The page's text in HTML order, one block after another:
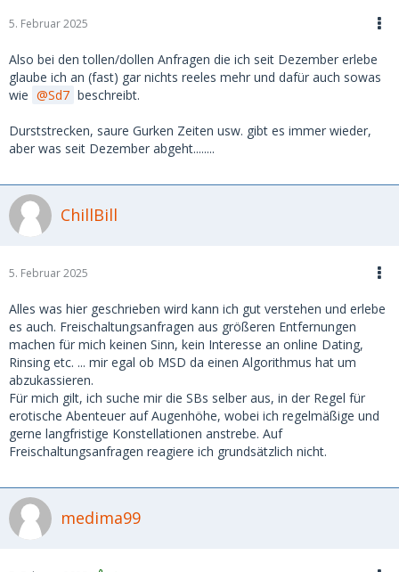
5. Februar 2025
Also bei den tollen/dollen Anfragen die ich seit Dezember erlebe
glaube ich an (fast) gar nichts reeles mehr und dafür auch sowas
wie
Sd7 beschreibt.
Durststrecken, saure Gurken Zeiten usw. gibt es immer wieder,
aber was seit Dezember abgeht........
ChillBill
5. Februar 2025
Alles was hier geschrieben wird kann ich gut verstehen und erlebe
es auch. Freischaltungsanfragen aus größeren Entfernungen
machen für mich keinen Sinn, kein Interesse an online Dating,
Rinsing etc. ... mir egal ob MSD da einen Algorithmus hat um
abzukassieren.
Für mich gilt, ich suche mir die SBs selber aus, in der Regel für
erotische Abenteuer auf Augenhöhe, wobei ich regelmäßige und
gerne langfristige Konstellationen anstrebe. Auf
Freischaltungsanfragen reagiere ich grundsätzlich nicht.
medima99